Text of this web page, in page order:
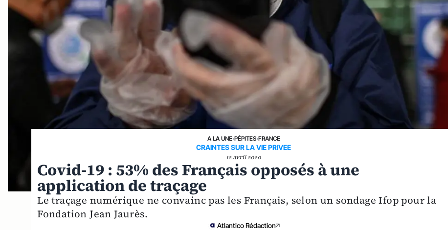
A LA UNE›PÉPITES›FRANCE
CRAINTES SUR LA VIE PRIVEE
12 avril 2020
Covid-19 : 53% des Français opposés à une
application de traçage
Le traçage numérique ne convainc pas les Français, selon un sondage Ifop pour la
Fondation Jean Jaurès.
Atlantico Rédaction